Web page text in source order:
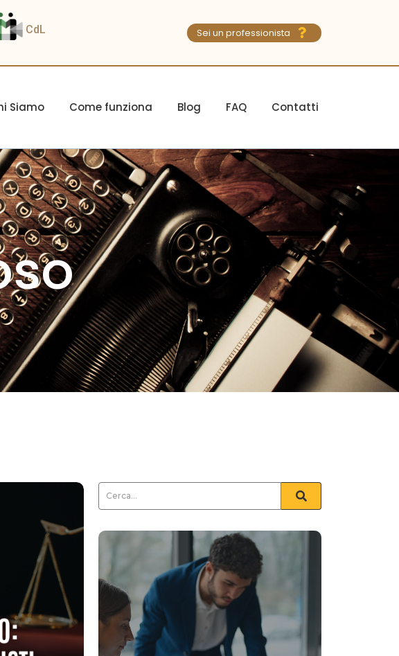
CdL Sei un professionista
Siamo Come funziona Blog FAQ Contatti